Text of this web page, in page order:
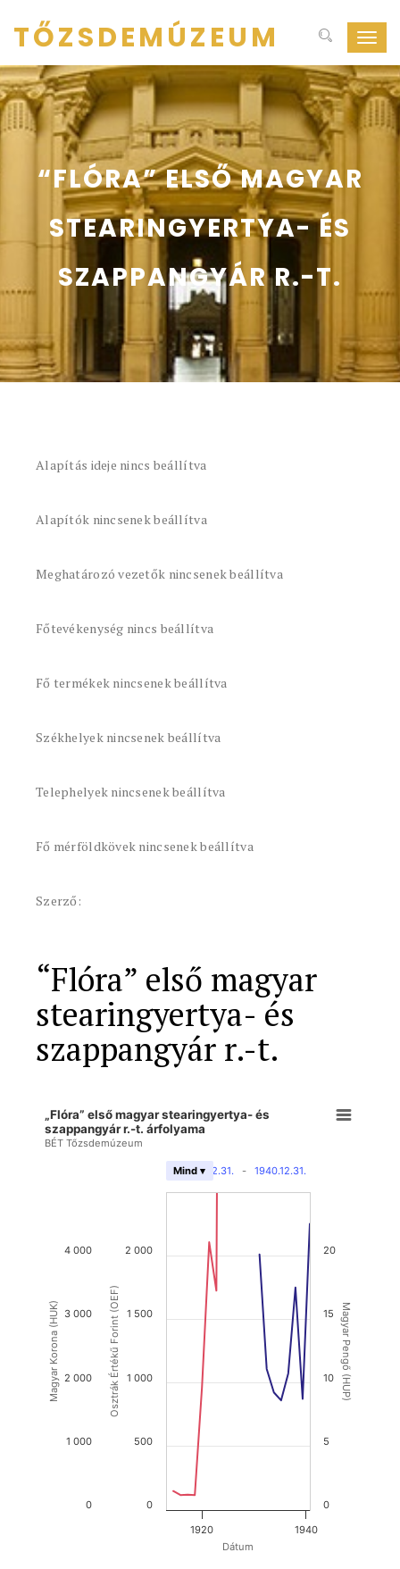
ki-
be
TŐZSDEMÚZEUM
“FLÓRA” ELSŐ MAGYAR
STEARINGYERTYA- ÉS
SZAPPANGYÁR R.-T.
Alapítás ideje nincs beállítva
Alapítók nincsenek beállítva
Meghatározó vezetők nincsenek beállítva
Főtevékenység nincs beállítva
Fő termékek nincsenek beállítva
Székhelyek nincsenek beállítva
Telephelyek nincsenek beállítva
Fő mérföldkövek nincsenek beállítva
Szerző:
“Flóra” első magyar
stearingyertya- és
szappangyár r.-t.
Dátum
Osztrák Értékű Forint (OEF)
Magyar Korona (HUK) Magyar Pengő (HUP)
„Flóra” első magyar stearingyertya- és
szappangyár r.-t. árfolyama
BÉT Tőzsdemúzeum
1869.12.31. - 1940.12.31.
Mind ▾
1920 1940
0
2 000
500
1 000
1 500
0
4 000
1 000
2 000
3 000
0
20
5
10
15